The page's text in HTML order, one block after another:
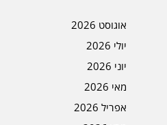
אוגוסט 2026
יולי 2026
יוני 2026
מאי 2026
אפריל 2026